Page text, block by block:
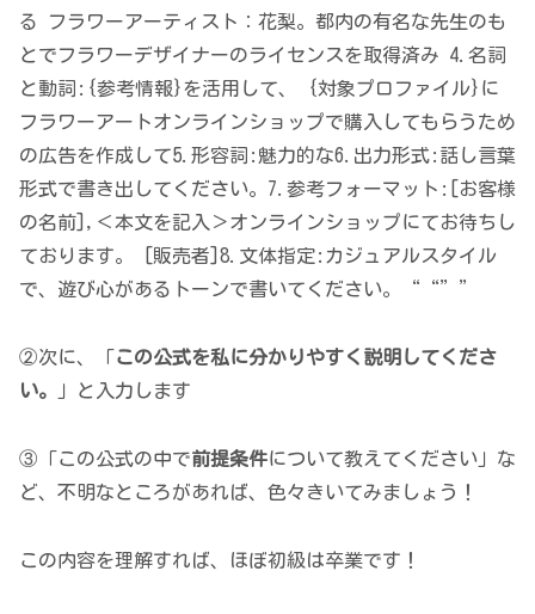
る フラワーアーティスト：花梨。都内の有名な先生のも
とでフラワーデザイナーのライセンスを取得済み ​ 4.名詞
と動詞:​ {参考情報}を活用して、 {対象プロファイル}に
フラワーアートオンラインショップで購入してもらうため
の広告を作成して ​ ​ 5.形容詞:​ 魅力的な ​ 6.出力形式:​ 話し言葉
形式で書き出してください。​ ​ 7.参考フォーマット:​ [お客様
の名前],​ ＜本文を記入＞​ オンラインショップにてお待ちし
ております。 [販売者]​ ​ 8.文体指定:​ カジュアルスタイル
で、​ 遊び心があるトーンで書いてください。​ “​ ​ “””
②次に、「 この公式を私に分かりやすく説明してくださ
い。
」と入力します
③「この公式の中で前提条件について教えてください」な
ど、不明なところがあれば、色々きいてみましょう！
この内容を理解すれば、ほぼ初級は卒業です！